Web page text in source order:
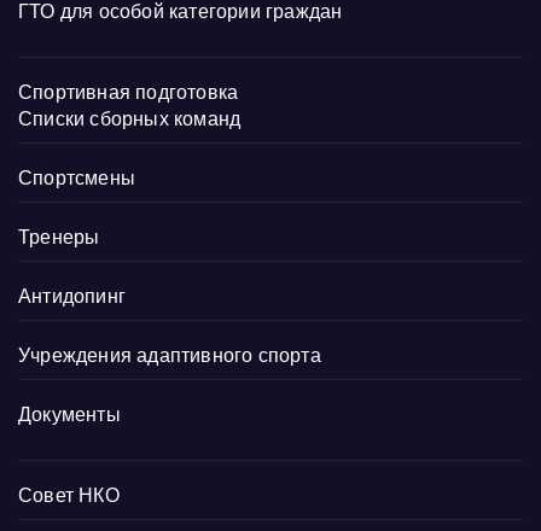
ГТО для особой категории граждан
Спортивная подготовка
Списки сборных команд
Спортсмены
Тренеры
Антидопинг
Учреждения адаптивного спорта
Документы
Совет НКО